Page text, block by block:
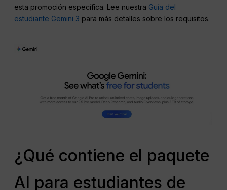
esta promoción específica. Lee nuestra Guía del
estudiante Gemini 3 para más detalles sobre los requisitos.
¿Qué contiene el paquete
AI para estudiantes de